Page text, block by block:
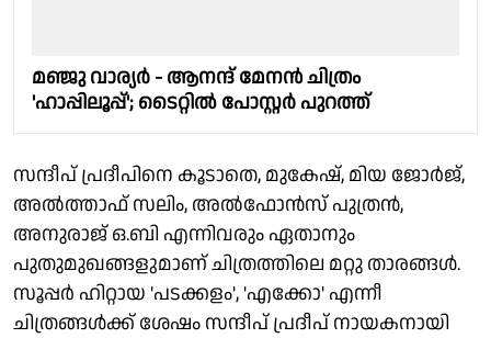
മഞ്ജു വാര്യർ - ആനന്ദ് മേനൻ ചിത്രം
'ഹാപ്പിലൂപ്പ്'; ടൈറ്റിൽ പോസ്റ്റർ പുറത്ത്
സന്ദീപ് പ്രദീപിനെ കൂടാതെ, മുകേഷ്, മിയ ജോർജ്,
അൽത്താഫ് സലിം, അൽഫോൻസ് പുത്രൻ,
അനുരാജ് ഒ.ബി എന്നിവരും ഏതാനും
പുതുമുഖങ്ങളുമാണ് ചിത്രത്തിലെ മറ്റു താരങ്ങൾ.
സൂപ്പർ ഹിറ്റായ 'പടക്കളം', 'എക്കോ' എന്നീ
ചിത്രങ്ങൾക്ക് ശേഷം സന്ദീപ് പ്രദീപ് നായകനായി